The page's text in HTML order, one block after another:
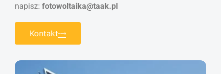
napisz: fotowoltaika@taak.pl
Kontakt